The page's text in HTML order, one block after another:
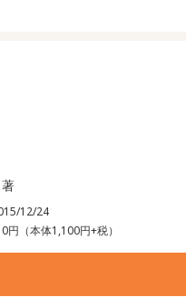
12/24
円（本体1,100円+税）